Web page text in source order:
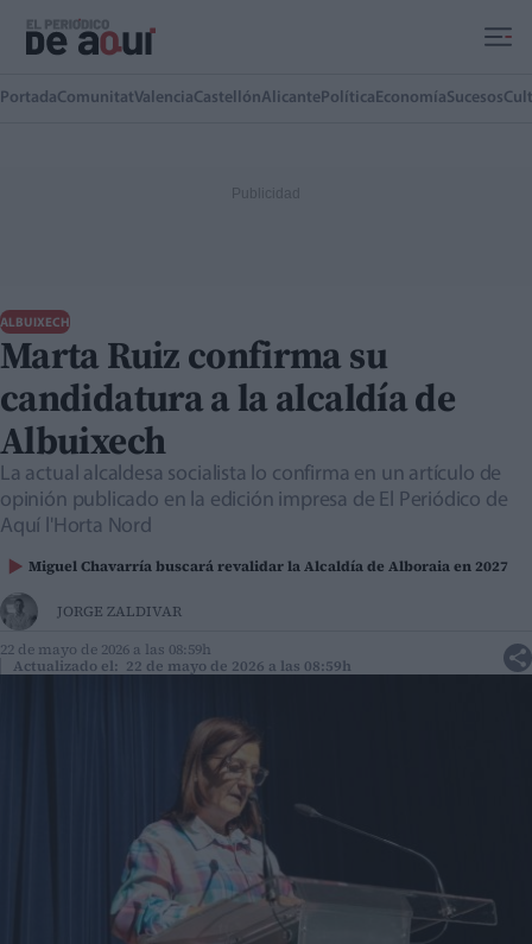
PortadaComunitatValenciaCastellónAlicante Política EconomíaSucesos
ALBUIXECH
Marta Ruiz confirma su
candidatura a la alcaldía de
Albuixech
La actual alcaldesa socialista lo confirma en un artículo de
opinión publicado en la edición impresa de El Periódico de
Aquí l'Horta Nord
Miguel Chavarría buscará revalidar la Alcaldía de Alboraia en 2027
JORGE ZALDIVAR
22 de mayo de 2026 a las 08:59h
Actualizado el: 22 de mayo de 2026 a las 08:59h